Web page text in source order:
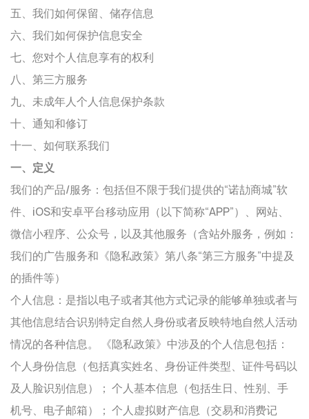
五、我们如何保留、储存信息
六、我们如何保护信息安全
七、您对个人信息享有的权利
八、第三方服务
九、未成年人个人信息保护条款
十、通知和修订
十一、如何联系我们
一、定义
我们的产品/服务：包括但不限于我们提供的“诺劼商城”软
件、iOS和安卓平台移动应用（以下简称“APP”）、网站、
微信小程序、公众号，以及其他服务（含站外服务，例如：
我们的广告服务和《隐私政策》第八条“第三方服务”中提及
的插件等）
个人信息：是指以电子或者其他方式记录的能够单独或者与
其他信息结合识别特定自然人身份或者反映特地自然人活动
情况的各种信息。 《隐私政策》中涉及的个人信息包括：
个人身份信息（包括真实姓名、身份证件类型、证件号码以
及人脸识别信息）； 个人基本信息（包括生日、性别、手
机号、电子邮箱）； 个人虚拟财产信息（交易和消费记